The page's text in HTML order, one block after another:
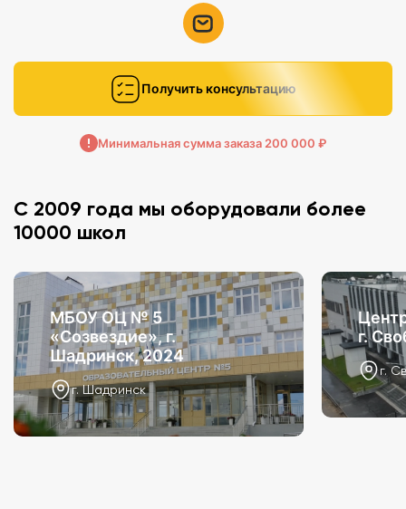
Получить консультацию
Минимальная сумма заказа 200 000 ₽
С 2009 года мы оборудовали более
10000 школ
МБОУ ОЦ № 5
«Созвездие», г.
Шадринск, 2024
г. Шадринск
г.
г.